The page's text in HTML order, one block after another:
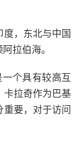
，东北与中国
拉伯海。
一个具有较高互
卡拉奇作为巴基
要，对于访问